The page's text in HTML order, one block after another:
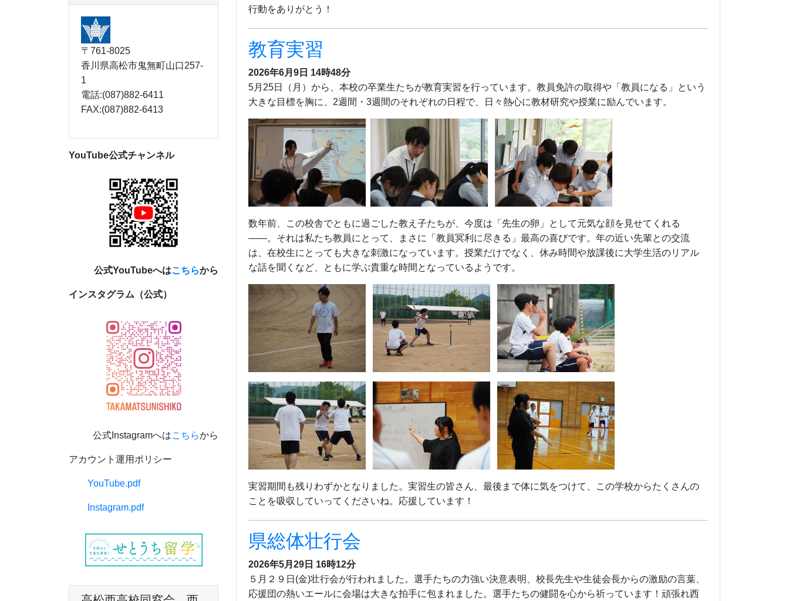
〒761-8025
香川県高松市鬼無町山口257-
1
電話:(087)882-6411
FAX:(087)882-6413
YouTube公式チャンネル
公式YouTubeへはこちらから
インスタグラム（公式）
公式Instagramへはこちらから
アカウント運用ポリシー
YouTube.pdf
Instagram.pdf
行動をありがとう！
教育実習
2026年6月9日 14時48分
5月25日（月）から、本校の卒業生たちが教育実習を行っています。教員免許の取得や「教員になる」という
大きな目標を胸に、2週間・3週間のそれぞれの日程で、日々熱心に教材研究や授業に励んでいます。
数年前、この校舎でともに過ごした教え子たちが、今度は「先生の卵」として元気な顔を見せてくれる
――。それは私たち教員にとって、まさに「教員冥利に尽きる」最高の喜びです。年の近い先輩との交流
は、在校生にとっても大きな刺激になっています。授業だけでなく、休み時間や放課後に大学生活のリアル
な話を聞くなど、ともに学ぶ貴重な時間となっているようです。
実習期間も残りわずかとなりました。実習生の皆さん、最後まで体に気をつけて、この学校からたくさんの
ことを吸収していってくださいね。応援しています！
県総体壮行会
2026年5月29日 16時12分
５月２９日(金)壮行会が行われました。選手たちの力強い決意表明、校長先生や生徒会長からの激励の言葉、
応援団の熱いエールに会場は大きな拍手に包まれました。選手たちの健闘を心から祈っています！頑張れ西